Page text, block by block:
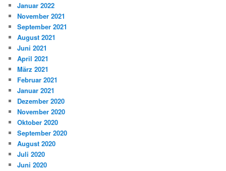
Januar 2022
November 2021
September 2021
August 2021
Juni 2021
April 2021
März 2021
Februar 2021
Januar 2021
Dezember 2020
November 2020
Oktober 2020
September 2020
August 2020
Juli 2020
Juni 2020